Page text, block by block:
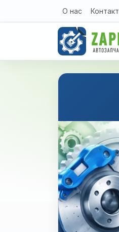
Перейти к содержимому
О нас